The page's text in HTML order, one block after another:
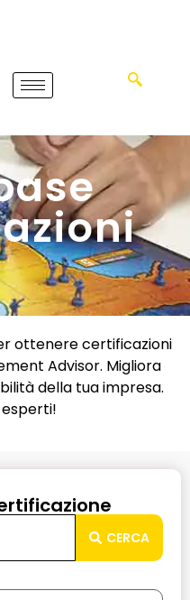
ottenere certificazioni
Advisor. Migliora
della tua impresa.
CERCA